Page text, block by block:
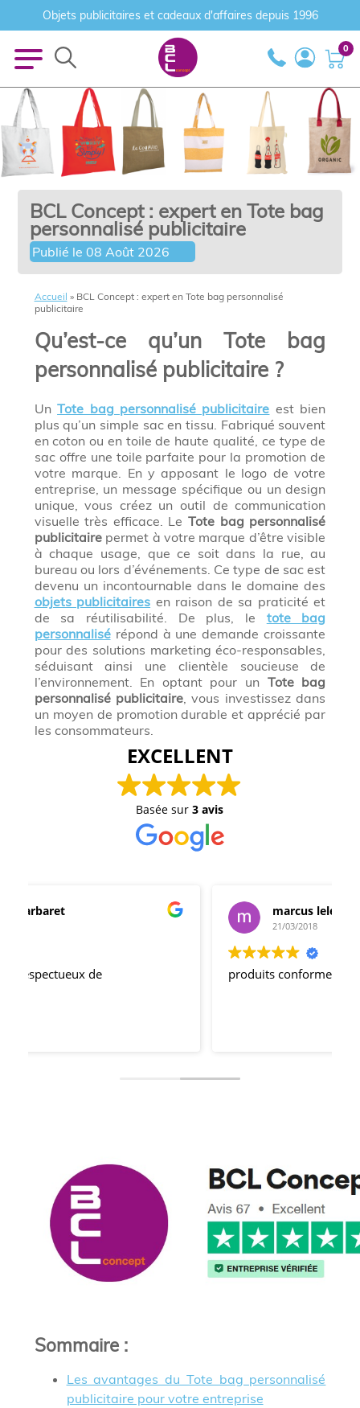
Objets publicitaires et cadeaux d'affaires depuis 1996
0
BCL Concept : expert en Tote bag
personnalisé publicitaire
Publié le08 Août 2026
Accueil » BCL Concept : expert en Tote bag personnalisé
publicitaire
Qu’est-ce qu’un Tote bag
personnalisé publicitaire ?
UnTote bag personnalisé publicitaire est bien
plus qu’un simple sac en tissu. Fabriqué souvent
en coton ou en toile de haute qualité, ce type de
sac offre une toile parfaite pour la promotion de
votre marque. En y apposant le logo de votre
entreprise, un message spécifique ou un design
unique, vous créez un outil de communication
visuelle très efficace. LeTote bag personnalisé
publicitairepermet à votre marque d’être visible
à chaque usage, que ce soit dans la rue, au
bureau ou lors d’événements. Ce type de sac est
devenu un incontournable dans le domaine des
objets publicitaires en raison de sa praticité et
de sa réutilisabilité. De plus, le tote bag
personnalisérépond à une demande croissante
pour des solutions marketing éco-responsables,
séduisant ainsi une clientèle soucieuse de
l’environnement. En optant pour un Tote bag
personnalisé publicitaire, vous investissez dans
un moyen de promotion durable et apprécié par
les consommateurs.
EXCELLENT
Basée sur3 avis
produits conformes et délais respectés
Sommaire:
Les avantages du Tote bag personnalisé
publicitaire pour votre entreprise